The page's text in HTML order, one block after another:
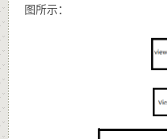
图所示：